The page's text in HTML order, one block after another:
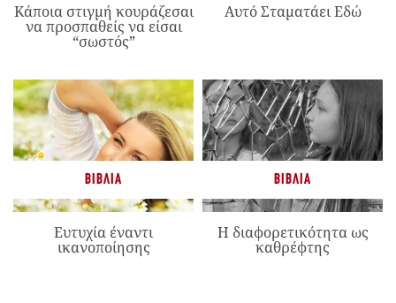
Κάποια στιγμή κουράζεσαι
να προσπαθείς να είσαι
“σωστός”
Αυτό Σταματάει Εδώ
ΒΙΒΛΊΑ
Ευτυχία έναντι
ικανοποίησης
ΒΙΒΛΊΑ
Η διαφορετικότητα ως
καθρέφτης